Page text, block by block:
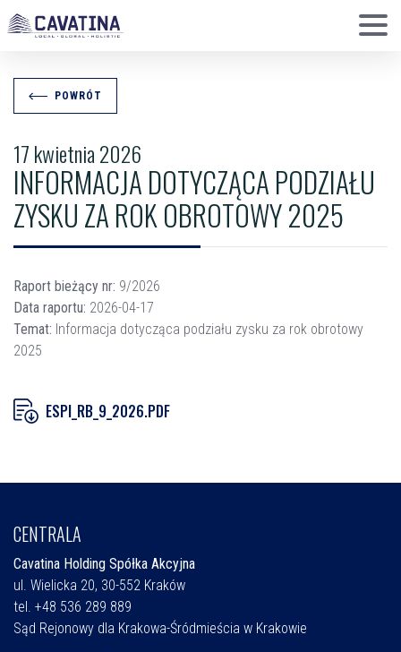
INFORMACJA DOTYCZĄCA PODZIAŁU
ZYSKU ZA ROK OBROTOWY 2025
17 kwietnia 2026
POWRÓT
Raport bieżący nr: 9/2026
Data raportu: 2026-04-17
Temat: Informacja dotycząca podziału zysku za rok obrotowy
2025
ESPI_RB_9_2026.PDF
CENTRALA
Cavatina Holding Spółka Akcyjna
ul. Wielicka 20, 30-552 Kraków
tel. +48 536 289 889
Sąd Rejonowy dla Krakowa-Śródmieścia w Krakowie